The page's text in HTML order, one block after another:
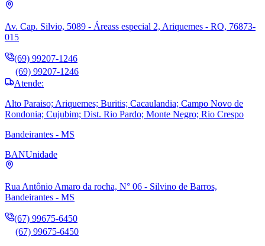
Av. Cap. Silvio, 5089 - Áreass especial 2, Ariquemes - RO, 76873-
015
(69) 99207-1246
(69) 99207-1246
Atende:
Alto Paraiso; Ariquemes; Buritis; Cacaulandia; Campo Novo de
Rondonia; Cujubim; Dist. Rio Pardo; Monte Negro; Rio Crespo
Bandeirantes - MS
BANUnidade
Rua Antônio Amaro da rocha, N° 06 - Silvino de Barros,
Bandeirantes - MS
(67) 99675-6450
(67) 99675-6450